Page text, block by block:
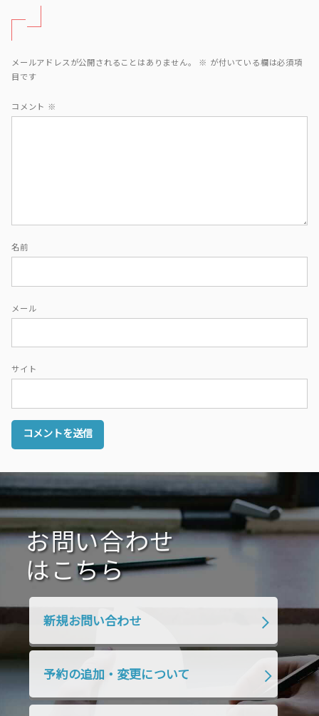
ョ
ン
メールアドレスが公開されることはありません。 ※
が付いている欄は必須項
目です
コメント ※
名前
メール
サイト
お問い合わせ
はこちら
新規お問い合わせ
予約の追加・変更について